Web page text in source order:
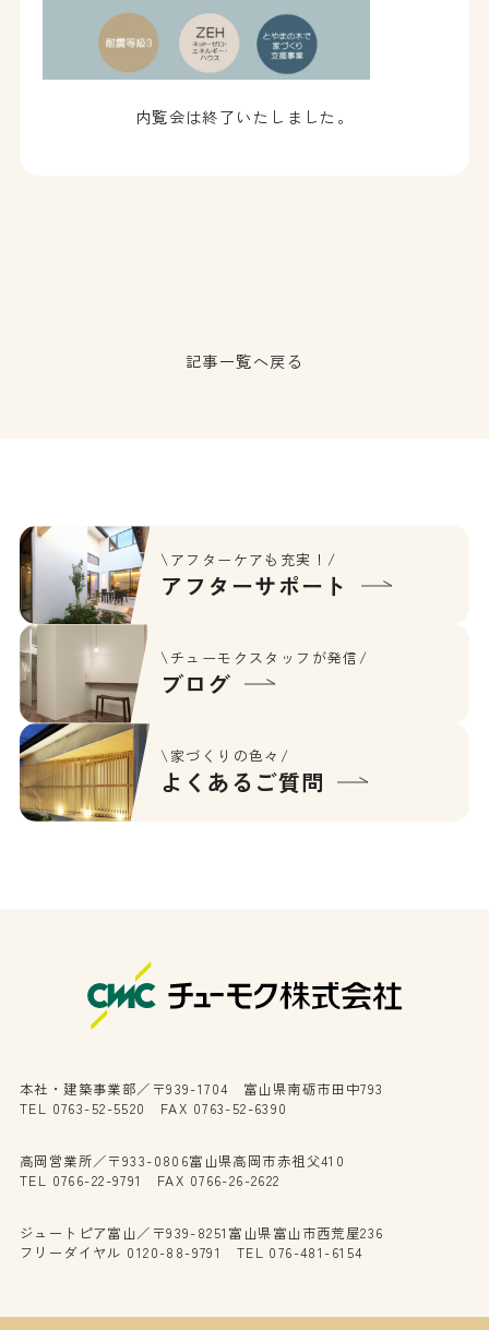
内覧会は終了いたしました。
記事一覧へ戻る
\アフターケアも充実！/
アフターサポート
\チューモクスタッフが発信/
ブログ
\家づくりの色々/
よくあるご質問
本社・建築事業部／〒939-1704 富山県南砺市田中793
TEL 0763-52-5520 FAX 0763-52-6390
高岡営業所／〒933-0806富山県高岡市赤祖父410
TEL 0766-22-9791 FAX 0766-26-2622
ジュートピア富山／〒939-8251富山県富山市西荒屋236
フリーダイヤル 0120-88-9791 TEL 076-481-6154